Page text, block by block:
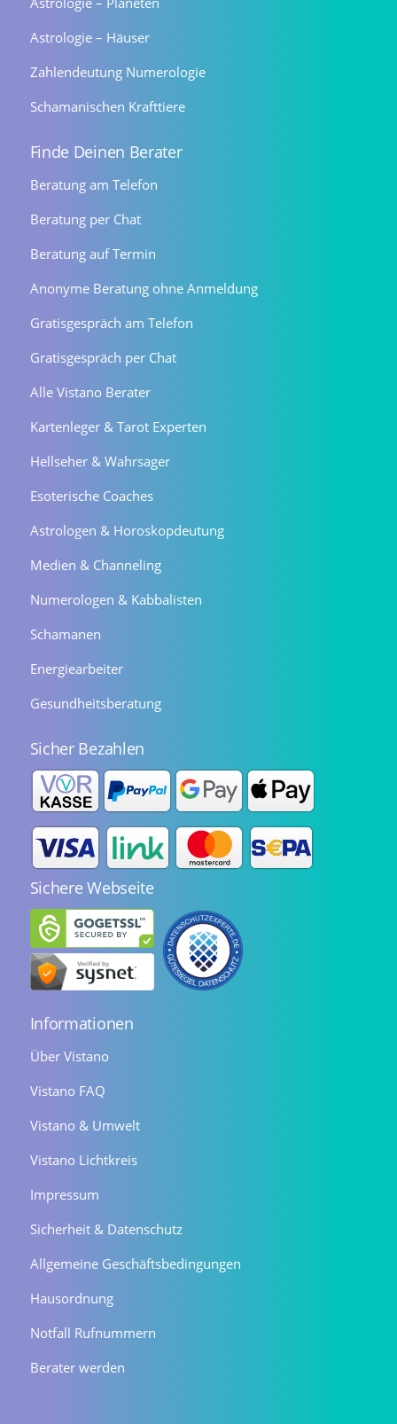
Astrologie – Häuser
Zahlendeutung Numerologie
Schamanischen Krafttiere
Finde Deinen Berater
Beratung am Telefon
Beratung per Chat
Beratung auf Termin
Anonyme Beratung ohne Anmeldung
Gratisgespräch am Telefon
Gratisgespräch per Chat
Alle Vistano Berater
Kartenleger & Tarot Experten
Hellseher & Wahrsager
Esoterische Coaches
Astrologen & Horoskopdeutung
Medien & Channeling
Numerologen & Kabbalisten
Schamanen
Energiearbeiter
Gesundheitsberatung
Sicher Bezahlen
Sichere Webseite
Informationen
Über Vistano
Vistano FAQ
Vistano & Umwelt
Vistano Lichtkreis
Impressum
Sicherheit & Datenschutz
Allgemeine Geschäftsbedingungen
Hausordnung
Notfall Rufnummern
Berater werden